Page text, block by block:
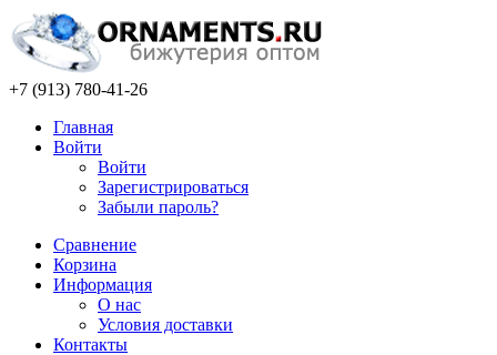
+7 (913) 780-41-26
Главная
Войти
Войти
Зарегистрироваться
Забыли пароль?
Сравнение
Корзина
Информация
О нас
Условия доставки
Контакты